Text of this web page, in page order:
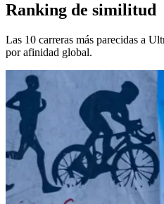
Ranking de similitud
Las 10 carreras más parecidas a
por afinidad global.